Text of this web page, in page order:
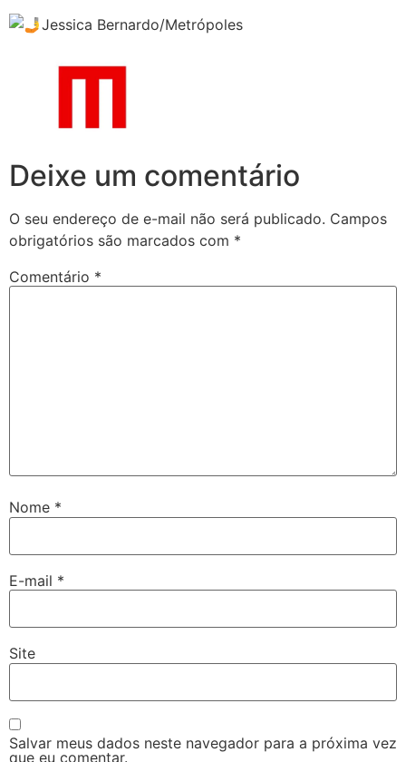
Jessica Bernardo/Metrópoles
Deixe um comentário
O seu endereço de e-mail não será publicado. Campos
obrigatórios são marcados com *
Comentário *
Nome *
E-mail *
Site
Salvar meus dados neste navegador para a próxima vez
que eu comentar.